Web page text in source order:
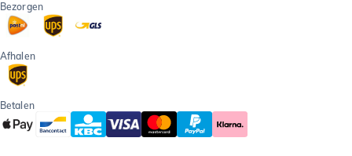
Bezorgen
Afhalen
Betalen